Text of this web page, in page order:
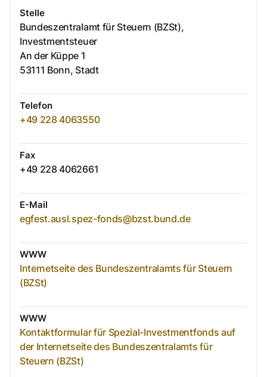
Stelle
Bundeszentralamt für Steuern (BZSt),
Investmentsteuer
An der Küppe 1
53111 Bonn, Stadt
Telefon
+49 228 4063550
Fax
+49 228 4062661
E-Mail
egfest.ausl.spez-fonds@bzst.bund.de
WWW
Internetseite des Bundeszentralamts für Steuern
(BZSt)
WWW
Kontaktformular für Spezial-Investmentfonds auf
der Internetseite des Bundeszentralamts für
Steuern (BZSt)